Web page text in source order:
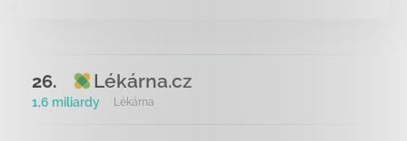
26. Lékárna.cz
1,6 miliardy Lékárna